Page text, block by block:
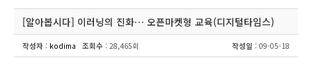
[알아봅시다] 이러닝의 진화… 오픈마켓형 교육(디지털타임스)
작성자 : kodima 조회수 : 28,465회 작성일 : 09-05-18